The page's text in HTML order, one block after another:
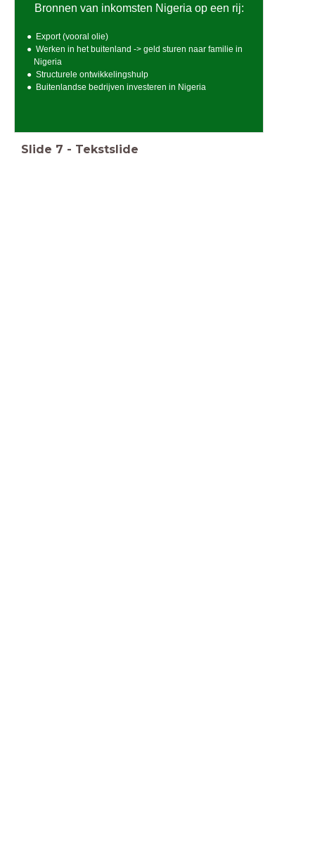
Bronnen van inkomsten Nigeria op een rij:
Export (vooral olie)
Werken in het buitenland -> geld sturen naar familie in
Nigeria
Structurele ontwikkelingshulp
Buitenlandse bedrijven investeren in Nigeria
Slide 7 - Tekstslide